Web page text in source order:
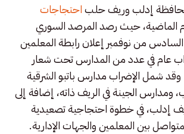
إدلب وريف حلباحتجاجات
الماضية، حيث رصد المرصد السوري
من نوفمبر إعلان رابطة المعلمين
عام في عدد من المدارس تحت شعار
شمل الإضراب مدارس باتبو الشرقية
ومدارس الجينة في الريف ذاته، إضافة إلى
ريف إدلب، في خطوة احتجاجية تصعيدية
بين المعلمين والجهات الإدارية.